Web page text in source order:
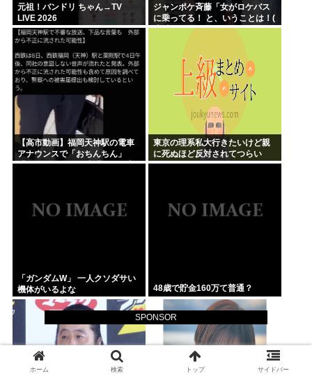
SPONSOR
元祖！バンドリ ちゃん→TV
LIVE 2026
ジャンポケ斉藤「女がロケバス
に乗ってる！ と、いうことは！(
*ﾟ∀ﾟ)=3ムッハー」 ボロン。
【高市動画】福岡天神駅の電車
アナウンスで「おちんちん」
「ちんぽ」などと連呼する不審
東京の理系私大行きたいけど親
に死ぬほど反対されてつらい
「ガンダムW」 一人クソダサい
機体がいるよな
48歳で貯金160万て普通？
ホーム 検索 トップ サイドバー